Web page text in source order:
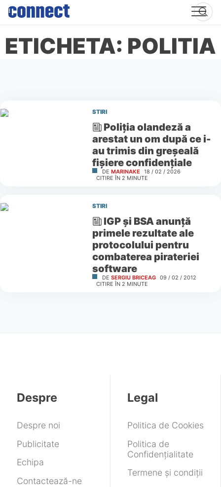
Skip
content
ETICHETA: POLITIA
STIRI
Poliția olandeză a
arestat un om după ce i-
au trimis din greșeală
fișiere confidențiale
DE MARINAKE
18 / 02 / 2026
CITIRE ÎN 2 MINUTE
STIRI
IGP şi BSA anunţă
primele rezultate ale
protocolului pentru
combaterea pirateriei
software
DE SERGIU BRICEAG 09 / 02 / 2012
CITIRE ÎN 2 MINUTE
Despre
Despre noi
Publicitate
Echipa
Contactează-ne
Legal
Politica de Cookies
Politica de
Confidențialitate
Termene și condiții